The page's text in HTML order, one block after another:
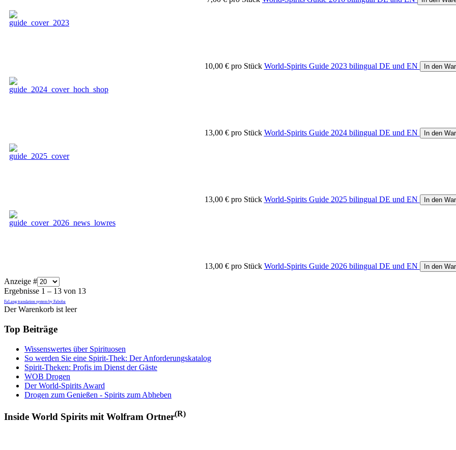
10,00 € pro Stück World-Spirits Guide 2023 bilingual DE und EN In den
13,00 € pro Stück World-Spirits Guide 2024 bilingual DE und EN In den
13,00 € pro Stück World-Spirits Guide 2025 bilingual DE und EN In den
13,00 € pro Stück World-Spirits Guide 2026 bilingual DE und EN In den
Anzeige #
Ergebnisse 1 – 13 von 13
FaLang translation system by Faboba
Der Warenkorb ist leer
Top Beiträge
Wissenswertes über Spirituosen
So werden Sie eine Spirit-Thek: Der Anforderungskatalog
Spirit-Theken: Profis im Dienst der Gäste
WOB Drogen
Der World-Spirits Award
Drogen zum Genießen - Spirits zum Abheben
Inside World Spirits mit Wolfram Ortner(R)